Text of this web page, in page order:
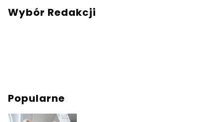
Wybór Redakcji
Popularne